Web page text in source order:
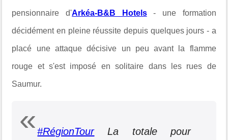
pensionnaire d'Arkéa-B&B Hotels- une formation
décidément en pleine réussite depuis quelques jours - a
placé une attaque décisive un peu avant la flamme
rouge et s'est imposé en solitaire dans les rues de
Saumur.
#RégionTourLa totale pour